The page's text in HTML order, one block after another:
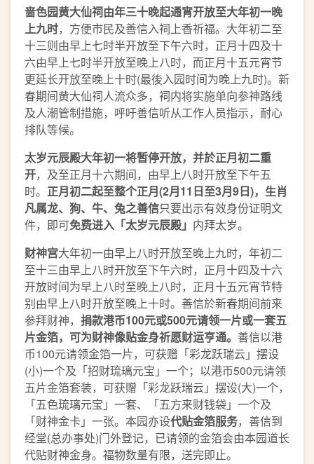
啬色园黄大仙祠由年三十晚起通宵开放至大年初一晚
上九时，方便市民及善信入祠上香祈福。大年初二至
十三则由早上七时半开放至下午六时，正月十四及十
六由早上七时半开放至晚上八时，而正月十五元宵节
更延长开放至晚上十时(最後入园时间为晚上九时)。新
春期间黄大仙祠人流众多，祠内将实施单向参神路线
及人潮管制措施，呼吁善信听从工作人员指示，耐心
排队等候。
太岁元辰殿大年初一将暂停开放，并於正月初二重
开，及至正月十六期间，由早上八时开放至下午五
时。 正月初二起至整个正月(2月11 日至3月9日)，生肖
凡属龙、狗、牛、兔之善信只要出示有效身份证明文
件，即可免费进入「太岁元辰殿」 内拜太岁。
财神宫大年初一由早上八时开放至晚上九时，年初二
至十三由早上八时开放至下午六时，正月十四及十六
开放时间为早上八时至晚上八时，正月十五元宵节特
别由早上八时开放至晚上十时。善信於新春期间前来
参拜财神， 捐款港币100元或500元请领一片或一套五
片金箔，可为财神像贴金身祈愿财运亨通。 善信以港
币100元请领金箔一片，可获赠「彩龙跃瑞云」摆设
(小)一个及「招财琉璃元宝」一个；以港币500元请领
五片金箔套装，可获赠「彩龙跃瑞云」摆设(大)一个，
「五色琉璃元宝」一套、「五方来财钱袋」一个及
「财神金卡」一张。本园亦设代贴金箔服务，善信到
经堂(总办事处)门外登记，已请领的金箔会由本园道长
代贴财神金身。福物数量有限，送完即止。